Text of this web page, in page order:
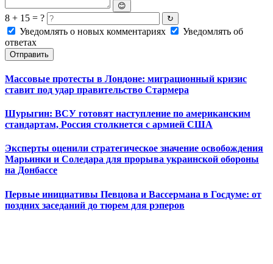
😊
8 + 15 = ? ↻
Уведомлять о новых комментариях
Уведомлять об
ответах
Отправить
Массовые протесты в Лондоне: миграционный кризис
ставит под удар правительство Стармера
Шурыгин: ВСУ готовят наступление по американским
стандартам, Россия столкнется с армией США
Эксперты оценили стратегическое значение освобождения
Марьинки и Соледара для прорыва украинской обороны
на Донбассе
Первые инициативы Певцова и Вассермана в Госдуме: от
поздних заседаний до тюрем для рэперов